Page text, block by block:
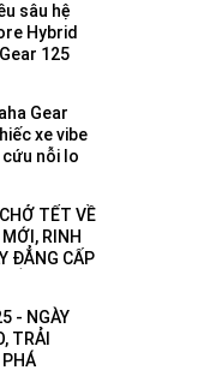
sâu hệ
Hybrid
125
Gear
xe vibe
nỗi lo
TẾT VỀ
RINH
ĐẲNG CẤP
- NGÀY
TRẢI